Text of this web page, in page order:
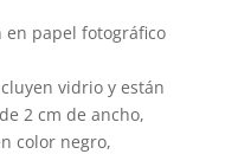
en papel fotográfico
vidrio y están
2 cm de ancho,
color negro,